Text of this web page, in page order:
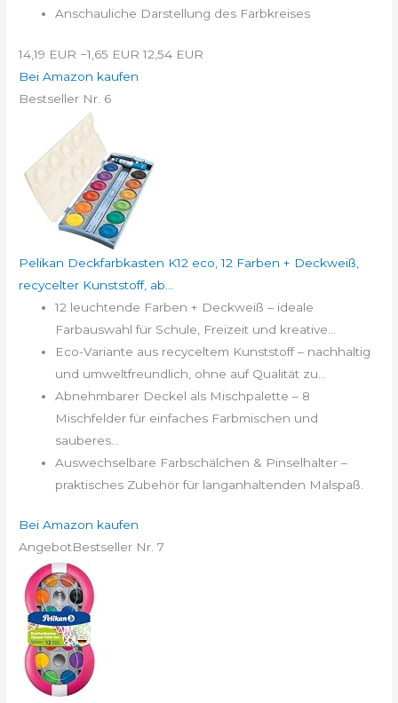
Anschauliche Darstellung des Farbkreises
14,19 EUR −1,65 EUR 12,54 EUR
Bei Amazon kaufen
Bestseller Nr. 6
Pelikan Deckfarbkasten K12 eco, 12 Farben + Deckweiß,
recycelter Kunststoff, ab...
12 leuchtende Farben + Deckweiß – ideale
Farbauswahl für Schule, Freizeit und kreative...
Eco-Variante aus recyceltem Kunststoff – nachhaltig
und umweltfreundlich, ohne auf Qualität zu...
Abnehmbarer Deckel als Mischpalette – 8
Mischfelder für einfaches Farbmischen und
sauberes...
Auswechselbare Farbschälchen & Pinselhalter –
praktisches Zubehör für langanhaltenden Malspaß.
Bei Amazon kaufen
AngebotBestseller Nr. 7